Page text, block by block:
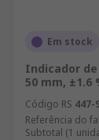
Em stock
Indicador
50 mm, ±1.6
Código RS 447-
Referência do
Subtotal (1